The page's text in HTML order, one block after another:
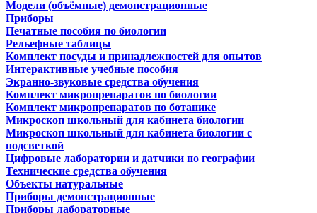
Модели (объёмные) демонстрационные
Приборы
Печатные пособия по биологии
Рельефные таблицы
Комплект посуды и принадлежностей для опытов
Интерактивные учебные пособия
Экранно-звуковые средства обучения
Комплект микропрепаратов по биологии
Комплект микропрепаратов по ботанике
Микроскоп школьный для кабинета биологии
Микроскоп школьный для кабинета биологии с
подсветкой
Цифровые лаборатории и датчики по географии
Технические средства обучения
Объекты натуральные
Приборы демонстрационные
Приборы лабораторные